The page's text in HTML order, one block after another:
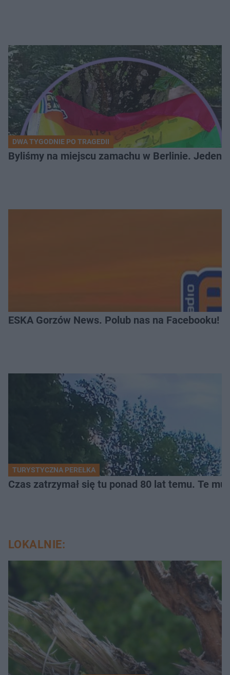
DWA TYGODNIE PO TRAGEDII
Byliśmy na miejscu zamachu w Berlinie. Jeden
ESKA Gorzów News. Polub nas na Facebooku!
TURYSTYCZNA PEREŁKA
Czas zatrzymał się tu ponad 80 lat temu. Te
LOKALNIE: